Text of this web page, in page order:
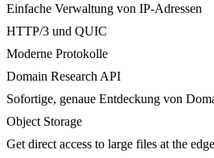
Einfache Verwaltung von IP-Adressen
HTTP/3 und QUIC
Moderne Protokolle
Domain Research API
Sofortige, genaue Entdeckung von
Object Storage
Get direct access to large files at the